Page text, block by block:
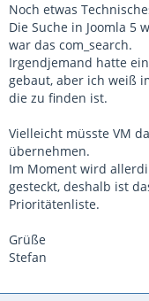
Noch etwas
Die Suche in Joomla 5
war das com_search.
Irgendjemand hatte
gebaut, aber ich weiß
die zu finden ist.
Vielleicht müsste VM
übernehmen.
Im Moment wird
gesteckt, deshalb ist
Prioritätenliste.
Grüße
Stefan